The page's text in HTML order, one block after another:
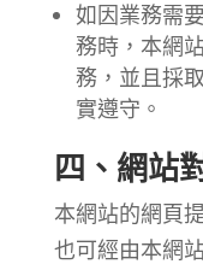
如因業務需
務時，本網
務，並且採
實遵守。
四、網站
本網站的網頁
也可經由本網